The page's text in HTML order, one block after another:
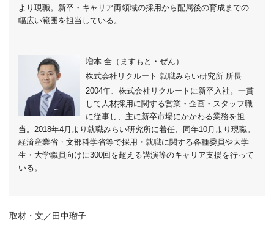
より現職。新卒・キャリア両領域の採用から配属後の育成までの
幅広い範囲を担当している。
増本 全（ますもと・ぜん）
株式会社リクルート 就職みらい研究所 所長
2004年、株式会社リクルートに新卒入社。一貫
して人材採用に関する営業・企画・スタッフ職
に従事し、主に新卒市場にかかわる業務を担
当。2018年4月より就職みらい研究所に着任、同年10月より現職。
経済産業省・文部科学省等で採用・就職に関する各種委員や大学
生・大学職員向けに300回を超える講演等のキャリア支援を行って
いる。
取材・文／田中瑠子